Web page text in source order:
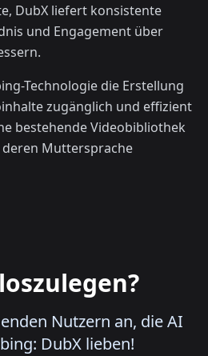
DubX liefert konsistente
und Engagement über
Technologie die Erstellung
zugänglich und effizient
bestehende Videobibliothek
deren Muttersprache
Nutzern an, die AI
DubX lieben!